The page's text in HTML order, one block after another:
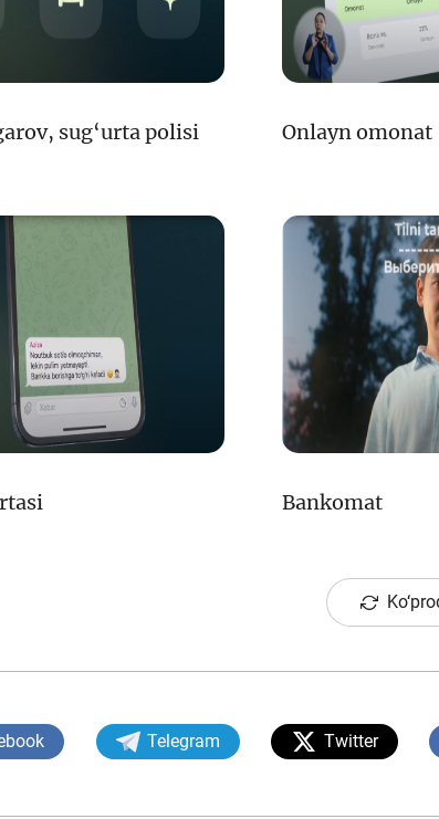
Kichik va
vakillari
oʻquv
sug‘urta polisi Onlayn omonat
Bankomat
Telegram Twitter